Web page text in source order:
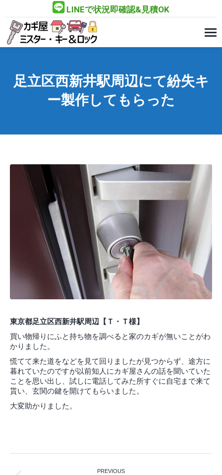
LINEで状況即確認&見積OK
足立区西新井駅周辺にて紛失キ
ー製作してもらった
東京都足立区西新井駅周辺【Ｔ・Ｔ様】
買い物帰りにふと持ち物を調べると家のカギが無いことがわ
かりました。
慌てて来た道をなどを見て回りましたが見つからず、途方に
暮れていたのですが以前知人にカギ屋さんの話を聞いていた
ことを思い出し、試しに電話してみた所すぐに自宅まで来て
貰い、玄関の鍵を開けてもらいました。
大変助かりました。
PREVIOUS